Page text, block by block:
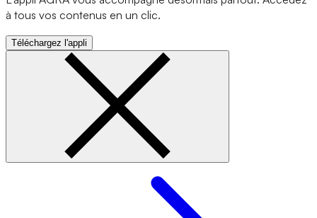
à tous vos contenus en un clic.
Téléchargez l'appli